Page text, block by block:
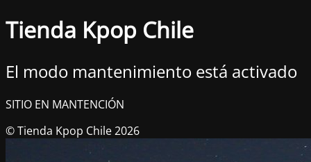
Tienda Kpop Chile
El modo mantenimiento está activado
SITIO EN MANTENCIÓN
© Tienda Kpop Chile 2026